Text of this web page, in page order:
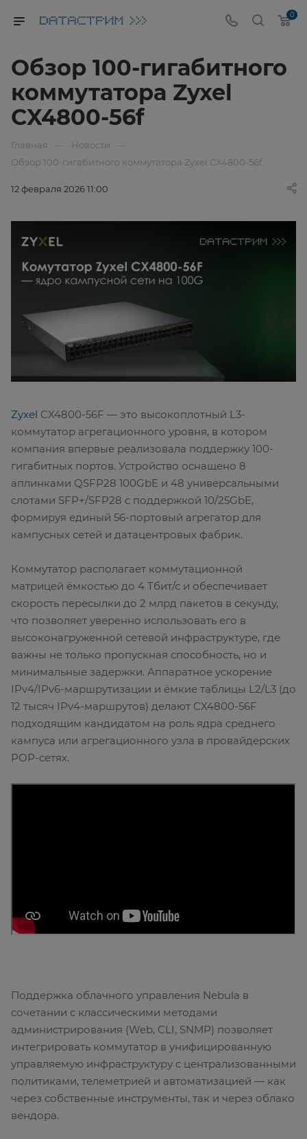
0
Обзор 100-гигабитного
коммутатора Zyxel
CX4800-56f
Главная Новости
Обзор 100-гигабитного коммутатора Zyxel CX4800-56f
12 февраля 2026 11:00
Zyxel CX4800-56F — это высокоплотный L3-
коммутатор агрегационного уровня, в котором
компания впервые реализовала поддержку 100-
гигабитных портов. Устройство оснащено 8
аплинками QSFP28 100GbE и 48 универсальными
слотами SFP+/SFP28 с поддержкой 10/25GbE,
формируя единый 56-портовый агрегатор для
кампусных сетей и датацентровых фабрик.
Коммутатор располагает коммутационной
матрицей ёмкостью до 4 Тбит/с и обеспечивает
скорость пересылки до 2 млрд пакетов в секунду,
что позволяет уверенно использовать его в
высоконагруженной сетевой инфраструктуре, где
важны не только пропускная способность, но и
минимальные задержки. Аппаратное ускорение
IPv4/IPv6-маршрутизации и ёмкие таблицы L2/L3 (до
12 тысяч IPv4-маршрутов) делают CX4800-56F
подходящим кандидатом на роль ядра среднего
кампуса или агрегационного узла в провайдерских
POP-сетях.
Поддержка облачного управления Nebula в
сочетании с классическими методами
администрирования (Web, CLI, SNMP) позволяет
интегрировать коммутатор в унифицированную
управляемую инфраструктуру с централизованными
политиками, телеметрией и автоматизацией — как
через собственные инструменты, так и через облако
вендора.